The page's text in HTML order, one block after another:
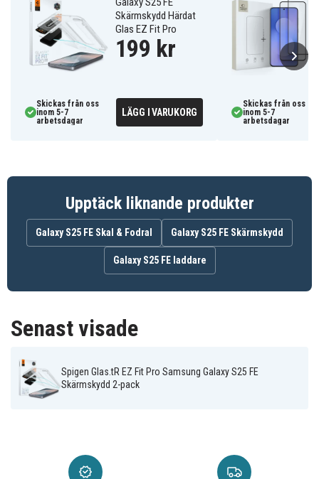
Material:
Härdat glas
Antal i förpackningen:2 st
Kantkurva:2,5D
Funktioner:Oleofob beläggning, bibehåller
beröringskänslighet, enkel installation
Kompatibel med:Samsung Galaxy S25 FE
monteringsram
Förbättrad skärmhållbarhet med 9H härdat glas
Håller din skärm ljusstark och responsiv mot
beröringar
Skyddar mot repor, stötar och dagligt slitage
EAN / GTIN
Produkttyp Skärmskydd
Märke
Skärmskydd Härdat
Glas EZ Fit Pro
199 kr
Skickas från oss
inom 5-7
arbetsdagar
LÄGG I VARUKORG
Skickas från oss
inom 5-7
arbetsdagar
Upptäck liknande produkter
Galaxy S25 FE Skal & Fodral Galaxy S25 FE Skärmskydd
Galaxy S25 FE laddare
Senast visade
Spigen Glas.tR EZ Fit Pro Samsung Galaxy S25 FE
Skärmskydd 2-pack